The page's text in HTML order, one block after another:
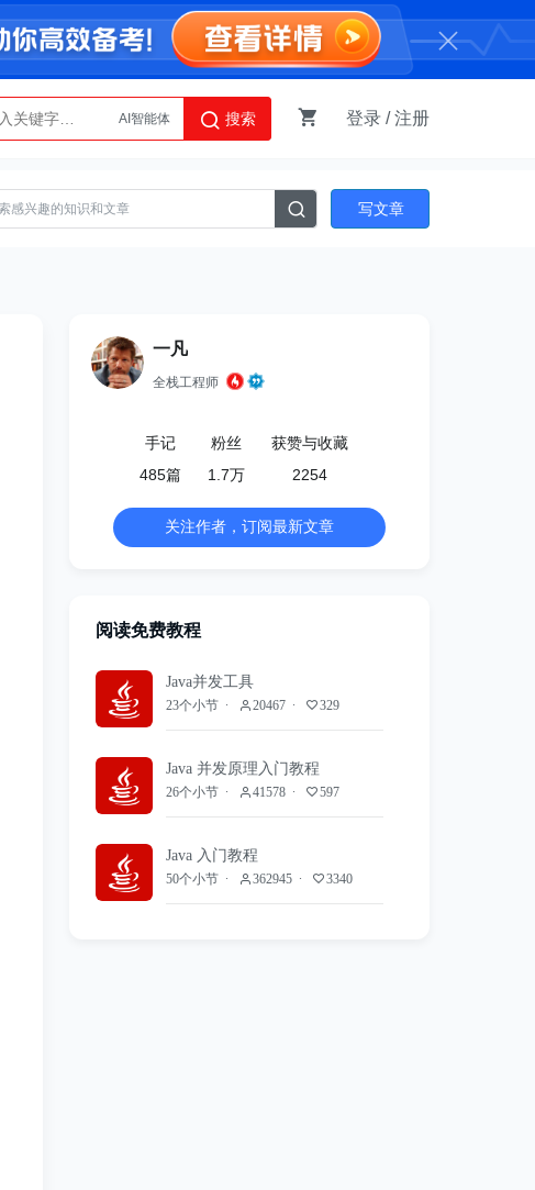
AI智能体
Python
搜索 登录 /注册
写文章
一凡
全栈工程师
手记
485篇
粉丝
1.7万
获赞与收藏
2254
关注作者，订阅最新文章
阅读免费教程
Java并发工具
23个小节 20467 329
Java 并发原理入门教程
26个小节 41578 597
Java 入门教程
50个小节 362945 3340